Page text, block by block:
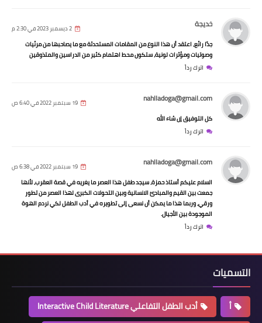
خديجة 2 ديسمبر 2023 في 2:30 م
جدًا رائع، اعتقد أن هذا النوع من المقامات المستحدثة مع ما يصاحبها من مرئيات
وصوتيات ومؤثرات لونية، ستكون محط اهتمام كثير من الدراسين والمتذوقين
اترك رداً
nahlladoga@gmail.com 19 سبتمبر 2022 في 6:40 ص
كل التوفيق إن شاء الله
اترك رداً
nahlladoga@gmail.com 19 سبتمبر 2022 في 6:38 ص
السلام عليكم أستاذ حمزة، سيجد طفل هذا العصر ما يغريه في قصة العقرب، لأنها
جمعت بين القيم والمبادئ الانسانية وبين التحولات الكبرى لهذا العصر من تطور
ورقي، وربما هذا ما يمكن أن نسعى إلى تطويره في أدب الطفل لكي نردم الهوة
الموجودة بين الأجيال.
اترك رداً
التسميات
أ
أدب الطفل التفاعلي Interactive Child Literature